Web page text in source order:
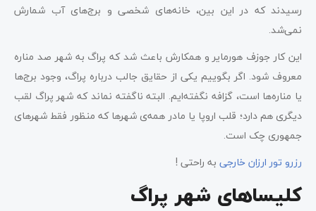
رسیدند که در این بین، خانه‌های شخصی و برج‌های آب شمارش
نمی‌شد.
این کار جوزف هورمایر و همکارش باعث شد که پراگ به شهر صد مناره
معروف شود. اگر بگوییم یکی از حقایق جالب درباره پراگ، وجود برج‌ها
یا مناره‌ها است، گزافه نگفته‌ایم. البته ناگفته نماند که شهر پراگ لقب
دیگری هم دارد؛ قلب اروپا یا مادر همه‌ی شهرها که منظور فقط شهرهای
جمهوری چک است.
رزرو تور ارزان خارجی به راحتی !
کلیساهای شهر پراگ